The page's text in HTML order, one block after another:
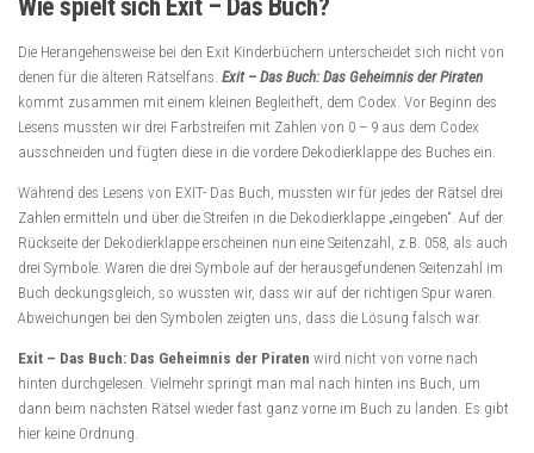
Wie spielt sich Exit – Das Buch?
Die Herangehensweise bei den Exit Kinderbüchern unterscheidet sich nicht von
denen für die älteren Rätselfans. Exit – Das Buch: Das Geheimnis der Piraten
kommt zusammen mit einem kleinen Begleitheft, dem Codex. Vor Beginn des
Lesens mussten wir drei Farbstreifen mit Zahlen von 0 – 9 aus dem Codex
ausschneiden und fügten diese in die vordere Dekodierklappe des Buches ein.
Während des Lesens von EXIT- Das Buch, mussten wir für jedes der Rätsel drei
Zahlen ermitteln und über die Streifen in die Dekodierklappe „eingeben“. Auf der
Rückseite der Dekodierklappe erscheinen nun eine Seitenzahl, z.B. 058, als auch
drei Symbole. Waren die drei Symbole auf der herausgefundenen Seitenzahl im
Buch deckungsgleich, so wussten wir, dass wir auf der richtigen Spur waren.
Abweichungen bei den Symbolen zeigten uns, dass die Lösung falsch war.
Exit – Das Buch: Das Geheimnis der Piraten wird nicht von vorne nach
hinten durchgelesen. Vielmehr springt man mal nach hinten ins Buch, um
dann beim nächsten Rätsel wieder fast ganz vorne im Buch zu landen. Es gibt
hier keine Ordnung.